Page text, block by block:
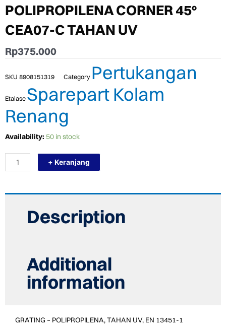
POLIPROPILENA CORNER 45°
CEA07-C TAHAN UV
Rp375.000
SKU 8908151319 Category Pertukangan
Etalase Sparepart Kolam
Renang
Availability: 50 in stock
TERMURAH
GRATING
POLIPROPILENA
+ Keranjang
Description
Additional
information
GRATING – POLIPROPILENA, TAHAN UV, EN 13451-1